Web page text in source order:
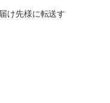
け先様に転送す